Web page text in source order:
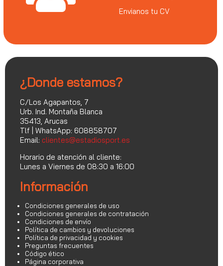
Envianos tu CV
¿Donde estamos?
C/Los Agapantos, 7
Urb. Ind. Montaña Blanca
35413, Arucas
Tlf | WhatsApp: 608858707
Email: clientes@estadiosport.es
Horario de atención al cliente:
Lunes a Viernes de 08:30 a 16:00
Información
Condiciones generales de uso
Condiciones generales de contratación
Condiciones de envío
Política de cambios y devoluciones
Política de privacidad y cookies
Preguntas frecuentes
Código ético
Página corporativa